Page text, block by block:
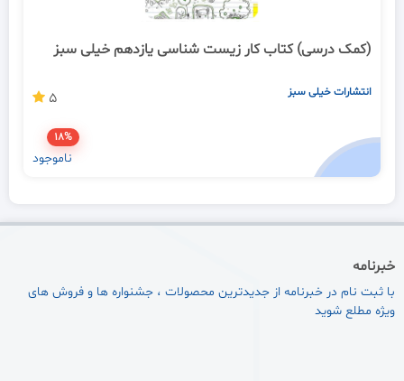
(کمک درسی) کتاب کار زیست شناسی یازدهم خیلی سبز
انتشارات خیلی سبز 5
18%
ناموجود
خبرنامه
با ثبت نام در خبرنامه از جدیدترین محصولات ، جشنواره ها و فروش های
ویژه مطلع شوید